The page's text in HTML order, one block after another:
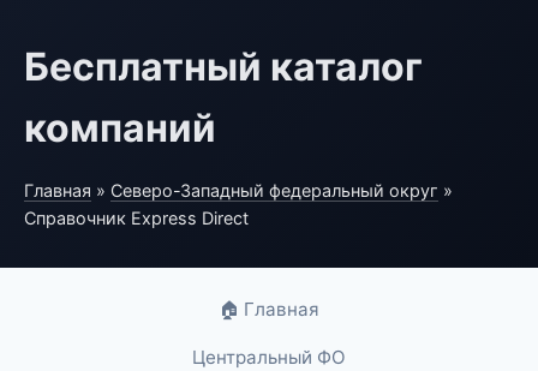
Бесплатный каталог
компаний
Главная » Северо-Западный федеральный округ »
Справочник Express Direct
🏠 Главная
Центральный ФО